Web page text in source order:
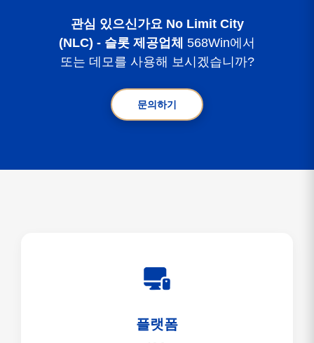
관심 있으신가요 No Limit City
(NLC) - 슬롯 제공업체 568Win에서
또는 데모를 사용해 보시겠습니까?
문의하기
플랫폼